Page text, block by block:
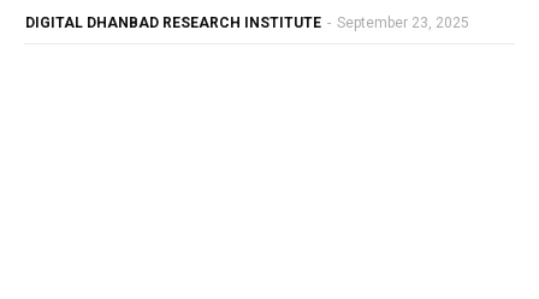
DIGITAL DHANBAD RESEARCH INSTITUTE - September 23, 2025